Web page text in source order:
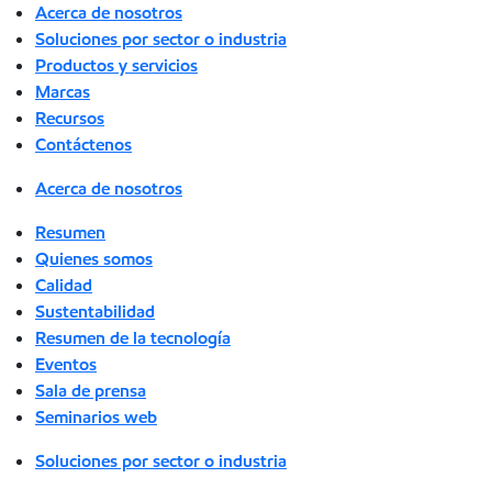
Acerca de nosotros
Soluciones por sector o industria
Productos y servicios
Marcas
Recursos
Contáctenos
Acerca de nosotros
Resumen
Quienes somos
Calidad
Sustentabilidad
Resumen de la tecnología
Eventos
Sala de prensa
Seminarios web
Soluciones por sector o industria